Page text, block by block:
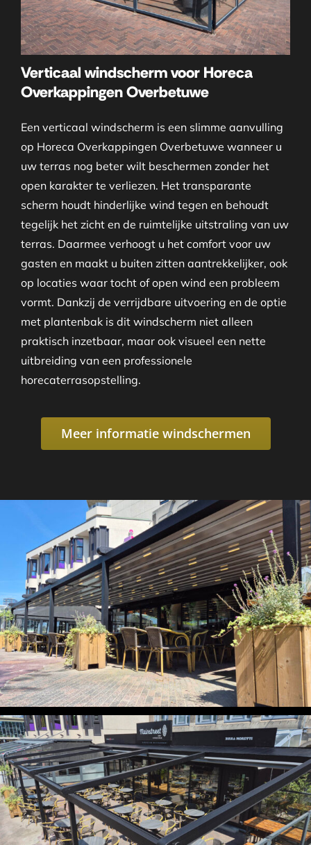
Verticaal windscherm voor Horeca
Overkappingen Overbetuwe
Een verticaal windscherm is een slimme aanvulling
op Horeca Overkappingen Overbetuwe wanneer u
uw terras nog beter wilt beschermen zonder het
open karakter te verliezen. Het transparante
scherm houdt hinderlijke wind tegen en behoudt
tegelijk het zicht en de ruimtelijke uitstraling van uw
terras. Daarmee verhoogt u het comfort voor uw
gasten en maakt u buiten zitten aantrekkelijker, ook
op locaties waar tocht of open wind een probleem
vormt. Dankzij de verrijdbare uitvoering en de optie
met plantenbak is dit windscherm niet alleen
praktisch inzetbaar, maar ook visueel een nette
uitbreiding van een professionele
horecaterrasopstelling.
Meer informatie windschermen